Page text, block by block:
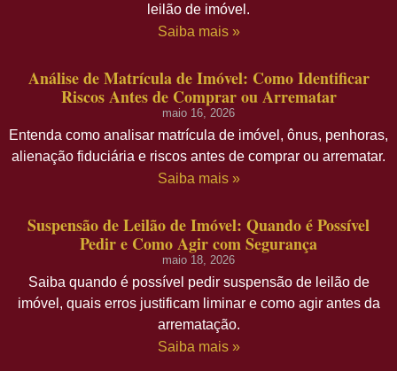
leilão de imóvel.
Saiba mais »
Análise de Matrícula de Imóvel: Como Identificar
Riscos Antes de Comprar ou Arrematar
maio 16, 2026
Entenda como analisar matrícula de imóvel, ônus, penhoras,
alienação fiduciária e riscos antes de comprar ou arrematar.
Saiba mais »
Suspensão de Leilão de Imóvel: Quando é Possível
Pedir e Como Agir com Segurança
maio 18, 2026
Saiba quando é possível pedir suspensão de leilão de
imóvel, quais erros justificam liminar e como agir antes da
arrematação.
Saiba mais »